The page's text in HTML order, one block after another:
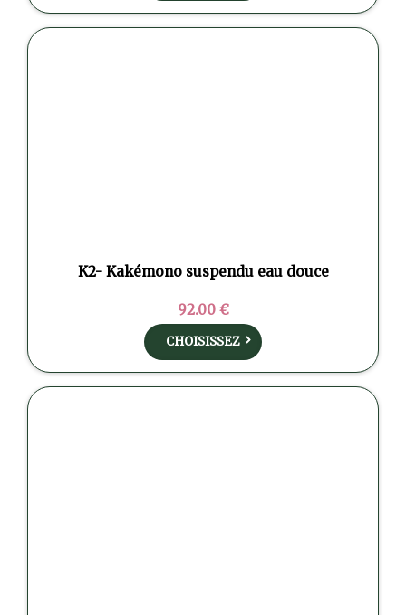
K2- Kakémono suspendu eau douce
92.00 €
CHOISISSEZ